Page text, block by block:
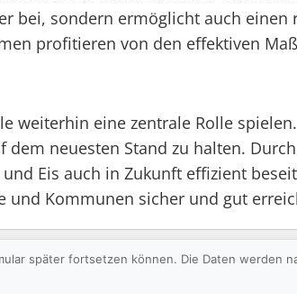
bei, sondern ermöglicht auch einen
profitieren von den effektiven
weiterhin eine zentrale Rolle
neuesten Stand zu halten.
Eis auch in Zukunft effizient
und Kommunen sicher und gut
später fortsetzen können. Die Daten werden